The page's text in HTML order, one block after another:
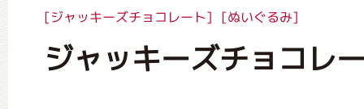
[ジャッキーズチョコレート] [ぬいぐるみ]
ジャッキーズチョコレ
絵本・作家紹介